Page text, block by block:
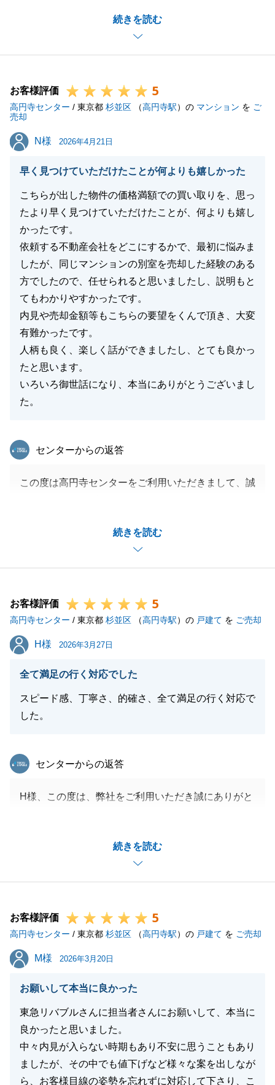
続きを読む
いただいておりますが、私を信頼してご購入をお任せ
くださり、心より感謝申し上げます。
また、お褒めの言葉を頂戴し、大変光栄でございま
今後も何かお困り事がございましたら、お気軽にご連
絡下さいませ。
引き続きどうぞ宜しくお願いいたします。
閉じる
お客様評価 5
高円寺センター / 東京都 杉並区 （高円寺駅）の マンション を ご
売却
N様
N様 2026年4月21日
早く見つけていただけたことが何よりも嬉しかった
こちらが出した物件の価格満額での買い取りを、思っ
たより早く見つけていただけたことが、何よりも嬉し
かったです。
依頼する不動産会社をどこにするかで、最初に悩みま
したが、同じマンションの別室を売却した経験のある
方でしたので、任せられると思いましたし、説明もと
てもわかりやすかったです。
内見や売却金額等もこちらの要望をくんで頂き、大変
有難かったです。
人柄も良く、楽しく話ができましたし、とても良かっ
たと思います。
いろいろ御世話になり、本当にありがとうございまし
た。
続きを読む
東急リバブル
センターからの返答
この度は高円寺センターをご利用いただきまして、誠
これもひとえに、Ｎ様がご要望を的確にお伝え下さ
り、ご協力いただいたおかげでございます。
N様ご夫婦とは様々なお話をさせていただき、私もと
ても楽しく貴重な時間でございました。
東京の不動産に限らず何かお困りのことがございまし
たら、お気軽にお申し付けください。
今後ともどうぞ宜しくお願いいたします。
お客様評価 5
高円寺センター / 東京都 杉並区 （高円寺駅）の 戸建て を ご売却
H様
H様 2026年3月27日
全て満足の行く対応でした
スピード感、丁寧さ、的確さ、全て満足の行く対応で
した。
続きを読む
東急リバブル
センターからの返答
H様、この度は、弊社をご利用いただき誠にありがと
も大切にしている3つの指針全てにおいてご満足いた
だけたこと、大変光栄に存じます。
今後もスタッフ一同研鑽を積んでまいります。
もお気軽にご相談ください。
何卒よろしくお願い申し上げます。
閉じる
お客様評価 5
高円寺センター / 東京都 杉並区 （高円寺駅）の 戸建て を ご売却
M様
M様 2026年3月20日
お願いして本当に良かった
東急リバブルさんに担当者さんにお願いして、本当に
良かったと思いました。
中々内見が入らない時期もあり不安に思うこともあり
ましたが、その中でも値下げなど様々な案を出しなが
ら、お客様目線の姿勢を忘れずに対応して下さり、こ